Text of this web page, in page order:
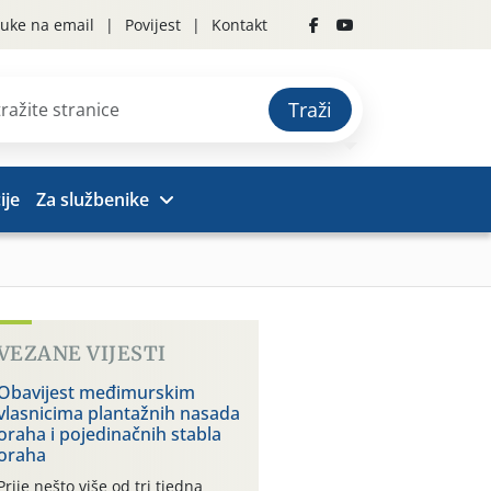
na email Povijest Kontakt
Traži
Za službenike
VIJESTI
međimurskim
plantažnih nasada
i pojedinačnih stabla
nešto više od tri tjedna